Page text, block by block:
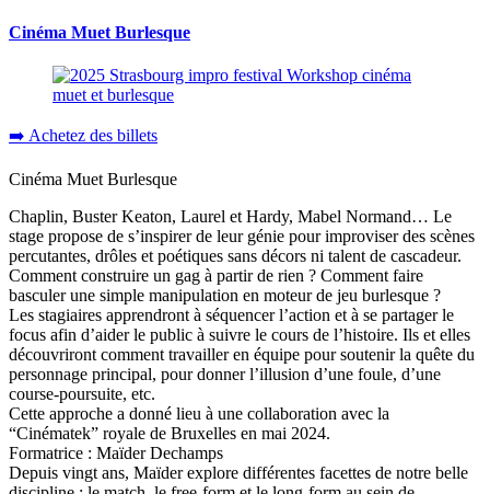
Cinéma Muet Burlesque
➡️ Achetez des billets
Cinéma Muet Burlesque
Chaplin, Buster Keaton, Laurel et Hardy, Mabel Normand… Le
stage propose de s’inspirer de leur génie pour improviser des scènes
percutantes, drôles et poétiques sans décors ni talent de cascadeur.
Comment construire un gag à partir de rien ? Comment faire
basculer une simple manipulation en moteur de jeu burlesque ?
Les stagiaires apprendront à séquencer l’action et à se partager le
focus afin d’aider le public à suivre le cours de l’histoire. Ils et elles
découvriront comment travailler en équipe pour soutenir la quête du
personnage principal, pour donner l’illusion d’une foule, d’une
course-poursuite, etc.
Cette approche a donné lieu à une collaboration avec la
“Cinématek” royale de Bruxelles en mai 2024.
Formatrice : Maïder Dechamps
Depuis vingt ans, Maïder explore différentes facettes de notre belle